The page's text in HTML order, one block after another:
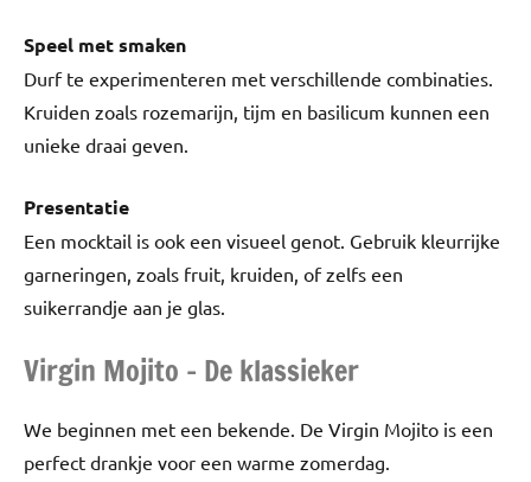
Speel met smaken
Durf te experimenteren met verschillende combinaties.
Kruiden zoals rozemarijn, tijm en basilicum kunnen een
unieke draai geven.
Presentatie
Een mocktail is ook een visueel genot. Gebruik kleurrijke
garneringen, zoals fruit, kruiden, of zelfs een
suikerrandje aan je glas.
Virgin Mojito – De klassieker
We beginnen met een bekende. De Virgin Mojito is een
perfect drankje voor een warme zomerdag.